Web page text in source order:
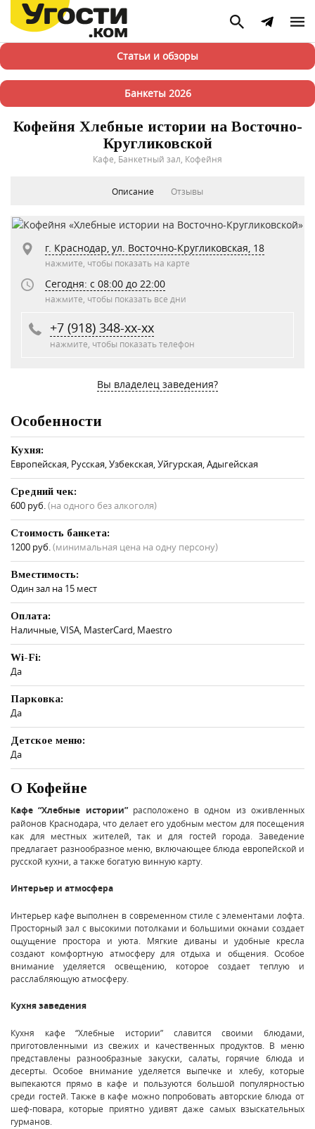
Статьи и обзоры
Банкеты 2026
Кофейня Хлебные истории на Восточно-
Кругликовской
Кафе, Банкетный зал, Кофейня
Описание Отзывы
г. Краснодар, ул. Восточно-Кругликовская, 18
нажмите, чтобы показать на карте
Сегодня: c 08:00 до 22:00
нажмите, чтобы показать все дни
+7 (918) 348-xx-xx
нажмите, чтобы показать телефон
Вы владелец заведения?
Особенности
Кухня:
Европейская, Русская, Узбекская, Уйгурская, Адыгейская
Средний чек:
600 руб.(на одного без алкоголя)
Стоимость банкета:
1200 руб.(минимальная цена на одну персону)
Вместимость:
Один зал на 15 мест
Оплата:
Наличные, VISA, MasterCard, Maestro
Wi-Fi:
Да
Парковка:
Да
Детское меню:
Да
О Кофейне
Кафе “Хлебные истории”расположено в одном из оживленных
районов Краснодара, что делает его удобным местом для посещения
как для местных жителей, так и для гостей города. Заведение
предлагает разнообразное меню, включающее блюда европейской и
русской кухни, а также богатую винную карту.
Интерьер и атмосфера
Интерьер кафе выполнен в современном стиле с элементами лофта.
Просторный зал с высокими потолками и большими окнами создает
ощущение простора и уюта. Мягкие диваны и удобные кресла
создают комфортную атмосферу для отдыха и общения. Особое
внимание уделяется освещению, которое создает теплую и
расслабляющую атмосферу.
Кухня заведения
Кухня кафе “Хлебные истории” славится своими блюдами,
приготовленными из свежих и качественных продуктов. В меню
представлены разнообразные закуски, салаты, горячие блюда и
десерты. Особое внимание уделяется выпечке и хлебу, которые
выпекаются прямо в кафе и пользуются большой популярностью
среди гостей. Также в кафе можно попробовать авторские блюда от
шеф-повара, которые приятно удивят даже самых взыскательных
гурманов.